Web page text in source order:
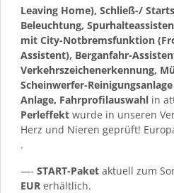
Leaving Home), Schließ-/
Beleuchtung,
mit City-Notbremsfunktion
Assistent), Berganfahr-
Verkehrszeichenerkennung,
Scheinwerfer-
Anlage, Fahrprofilauswahl in
Perleffekt wurde in unseren
Herz und Nieren geprüft!
.
—- START-Paket aktuell zum
EUR erhältlich.